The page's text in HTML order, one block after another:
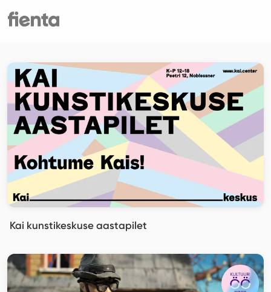
Kai kunstikeskuse aastapilet